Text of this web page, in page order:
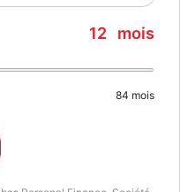
12 mois
84 mois